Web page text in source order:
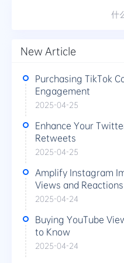
什
New Article
Purchasing TikTok
Engagement
2025-04-25
Enhance Your
Retweets
2025-04-25
Amplify Instagram
Views and
2025-04-24
Buying YouTube
to Know
2025-04-24